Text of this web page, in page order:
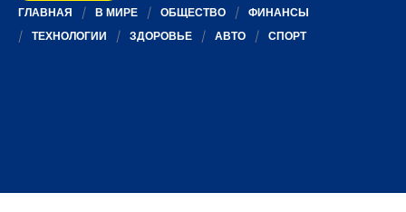
ГЛАВНАЯ В МИРЕ ОБЩЕСТВО
ФИНАНСЫ
ТЕХНОЛОГИИ
ЗДОРОВЬЕ АВТО СПОРТ